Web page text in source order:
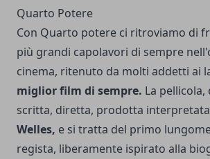
Quarto Potere
Con Quarto potere ci ritroviamo di
più grandi capolavori di sempre
cinema, ritenuto da molti addetti ai
miglior film di sempre. La pellicola,
scritta, diretta, prodotta
Welles, e si tratta del primo
regista, liberamente ispirato alla